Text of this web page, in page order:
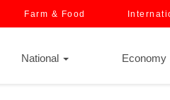
Farm & Food
National Economy